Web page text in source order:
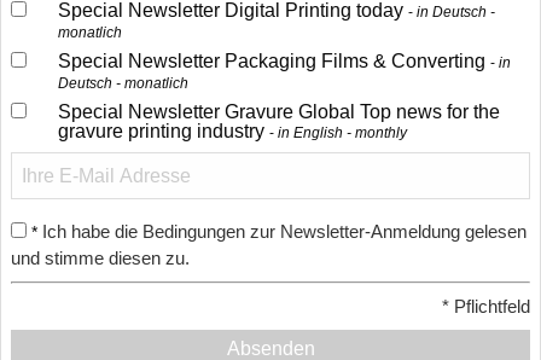
Special Newsletter Digital Printing today
in Deutsch -
monatlich
Special Newsletter Packaging Films & Converting
in
Deutsch - monatlich
Special Newsletter Gravure Global Top news for the
gravure printing industry
in English - monthly
* Ich habe die Bedingungen zur Newsletter-Anmeldung gelesen
und stimme diesen zu.
* Pflichtfeld
Absenden